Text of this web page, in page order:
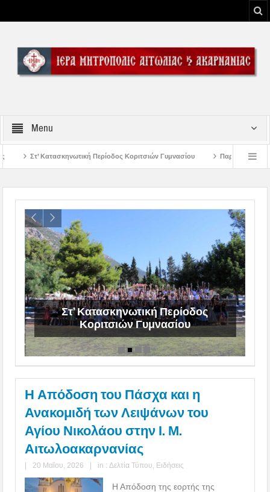
Menu
Περίοδος Κοριτσιών Γυμνασίου Παρακλήσεις πρώτης εβδομάδος
Στ’ Κατασκηνωτική Περίοδος
Κοριτσιών Γυμνασίου
Η Απόδοση του Πάσχα και η
Ανακομιδή των Λειψάνων του
Αγίου Νικολάου στην Ι. Μ.
Αιτωλοακαρνανίας
| 20 Μαΐου, 2026 | in : Δελτία Τύπου Ειδήσεις
Η Απόδοση της εορτής της